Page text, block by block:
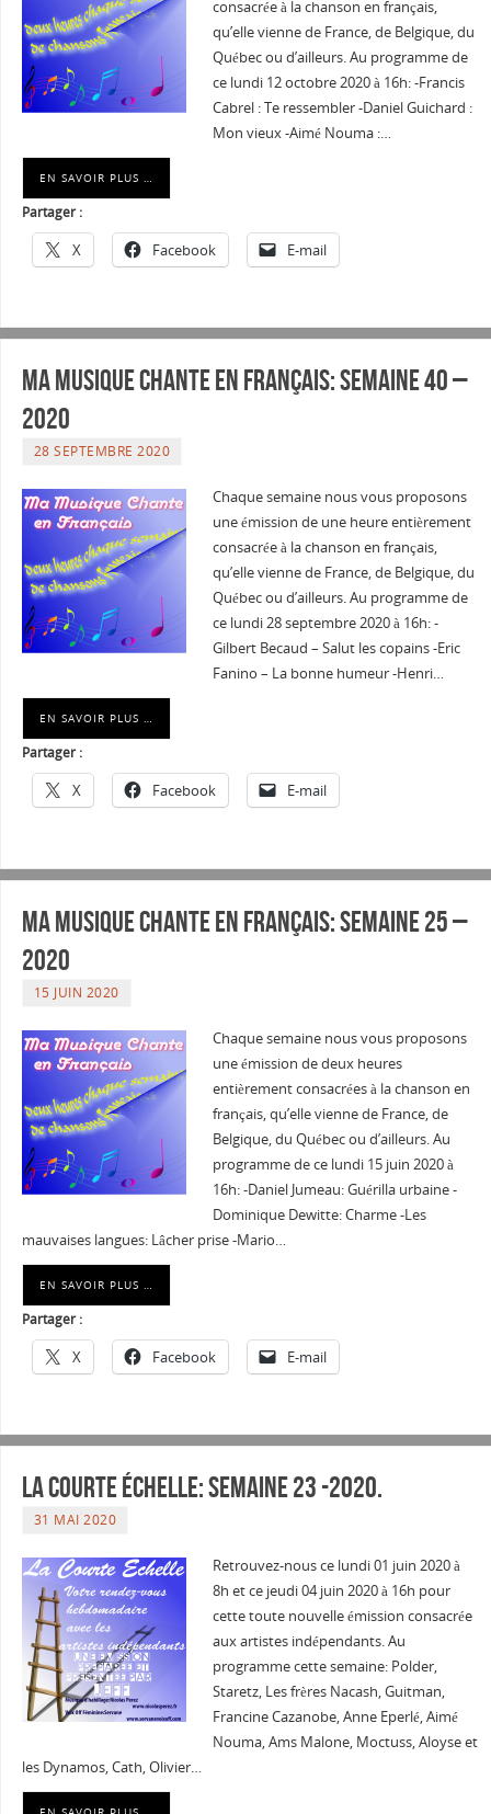
consacrée à la chanson en français,
qu’elle vienne de France, de Belgique, du
Québec ou d’ailleurs. Au programme de
ce lundi 12 octobre 2020 à 16h: -Francis
Cabrel : Te ressembler -Daniel Guichard :
Mon vieux -Aimé Nouma :…
EN SAVOIR PLUS …
Partager :
X Facebook E-mail
Ma musique chante en Français: Semaine 40 –
2020
28 SEPTEMBRE 2020
Chaque semaine nous vous proposons
une émission de une heure entièrement
consacrée à la chanson en français,
qu’elle vienne de France, de Belgique, du
Québec ou d’ailleurs. Au programme de
ce lundi 28 septembre 2020 à 16h: -
Gilbert Becaud – Salut les copains -Eric
Fanino – La bonne humeur -Henri…
EN SAVOIR PLUS …
Partager :
X Facebook E-mail
Ma musique chante en Français: Semaine 25 –
2020
15 JUIN 2020
Chaque semaine nous vous proposons
une émission de deux heures
entièrement consacrées à la chanson en
français, qu’elle vienne de France, de
Belgique, du Québec ou d’ailleurs. Au
programme de ce lundi 15 juin 2020 à
16h: -Daniel Jumeau: Guérilla urbaine -
Dominique Dewitte: Charme -Les
mauvaises langues: Lâcher prise -Mario…
EN SAVOIR PLUS …
Partager :
X Facebook E-mail
La courte échelle: semaine 23 -2020.
31 MAI 2020
Retrouvez-nous ce lundi 01 juin 2020 à
8h et ce jeudi 04 juin 2020 à 16h pour
cette toute nouvelle émission consacrée
aux artistes indépendants. Au
programme cette semaine: Polder,
Staretz, Les frères Nacash, Guitman,
Francine Cazanobe, Anne Eperlé, Aimé
Nouma, Ams Malone, Moctuss, Aloyse et
les Dynamos, Cath, Olivier…